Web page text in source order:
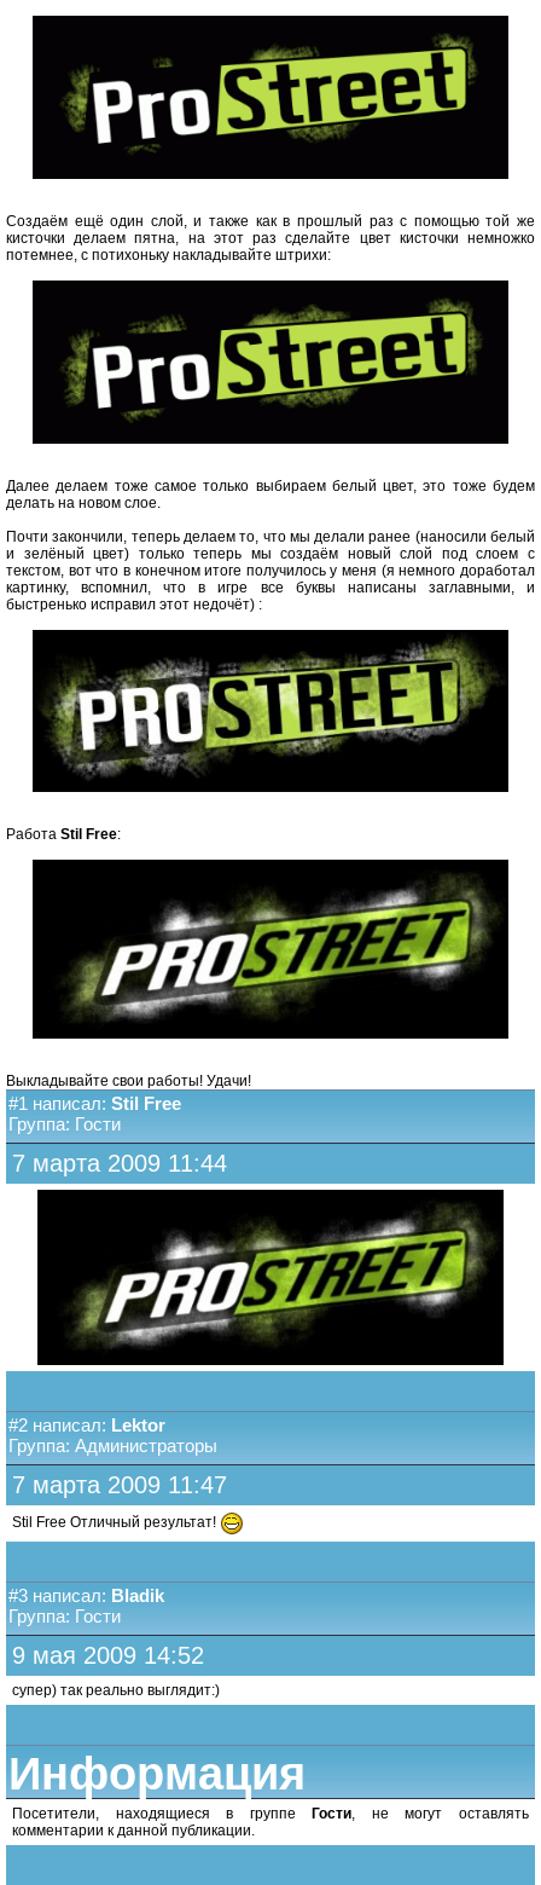
Создаём ещё один слой, и также как в прошлый раз с помощью той же
кисточки делаем пятна, на этот раз сделайте цвет кисточки немножко
потемнее, с потихоньку накладывайте штрихи:
Далее делаем тоже самое только выбираем белый цвет, это тоже будем
делать на новом слое.
Почти закончили, теперь делаем то, что мы делали ранее (наносили белый
и зелёный цвет) только теперь мы создаём новый слой под слоем с
текстом, вот что в конечном итоге получилось у меня (я немного доработал
картинку, вспомнил, что в игре все буквы написаны заглавными, и
быстренько исправил этот недочёт) :
Работа Stil Free:
Выкладывайте свои работы! Удачи!
#1 написал: Stil Free
Группа: Гости
7 марта 2009 11:44
#2 написал: Lektor
Группа: Администраторы
7 марта 2009 11:47
Stil Free Отличный результат!
#3 написал: Bladik
Группа: Гости
9 мая 2009 14:52
супер) так реально выглядит:)
Информация
Посетители, находящиеся в группеГости , не могут оставлять
комментарии к данной публикации.